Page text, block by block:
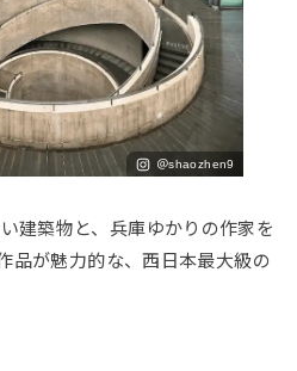
＠shaozhen9
建築物と、兵庫ゆかりの作家を
品が魅力的な、西日本最大級の